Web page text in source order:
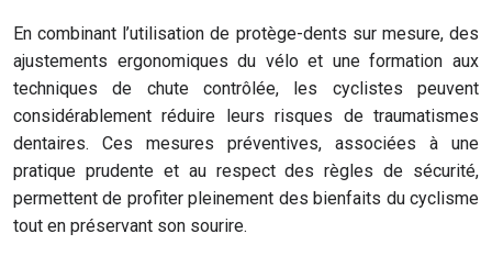
En combinant l’utilisation de protège-dents sur mesure, des
ajustements ergonomiques du vélo et une formation aux
techniques de chute contrôlée, les cyclistes peuvent
considérablement réduire leurs risques de traumatismes
dentaires. Ces mesures préventives, associées à une
pratique prudente et au respect des règles de sécurité,
permettent de profiter pleinement des bienfaits du cyclisme
tout en préservant son sourire.